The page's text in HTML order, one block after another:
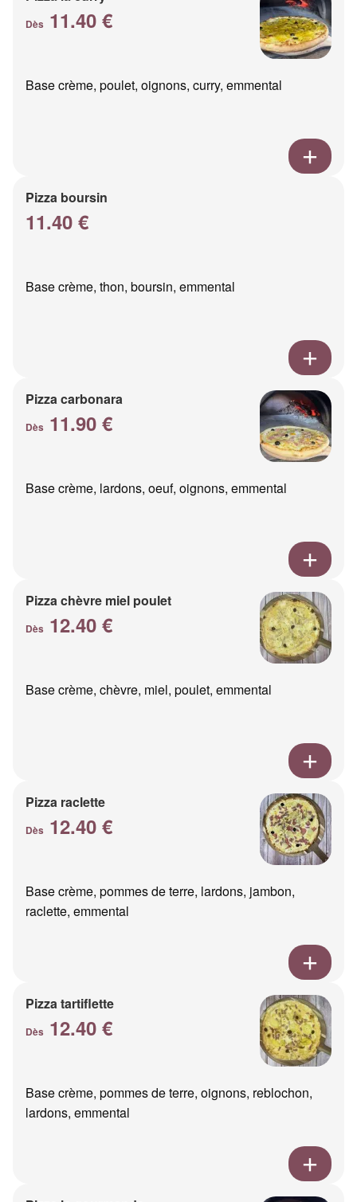
Dès 11.40 €
Base crème, poulet, oignons, curry, emmental
Pizza boursin
11.40 €
Base crème, thon, boursin, emmental
Pizza carbonara
Dès 11.90 €
Base crème, lardons, oeuf, oignons, emmental
Pizza chèvre miel poulet
Dès 12.40 €
Base crème, chèvre, miel, poulet, emmental
Pizza raclette
Dès 12.40 €
Base crème, pommes de terre, lardons, jambon,
raclette, emmental
Pizza tartiflette
Dès 12.40 €
Base crème, pommes de terre, oignons, reblochon,
lardons, emmental